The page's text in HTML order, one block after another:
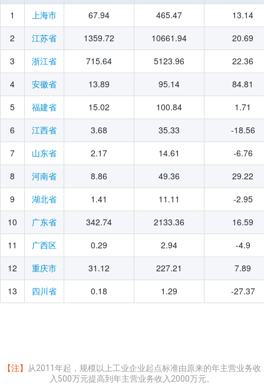
发电量 火力发电量
水力发电量 核能发电量
风力发电量 太阳能发电量
煤气
2026年05月
2026年03月
2026年01月
2025年12月
2025年10月
2025年09月
2025年08月
2025年07月
2025年06月
2025年05月
2025年04月
2025年03月
2025年02月
2025年01月
2024年09月
1
上海市 67.94 465.47
13.14
2
江苏省 1359.72 10661.94
20.69
3
浙江省 715.64 5123.96
22.36
4
安徽省 13.89 95.14
84.81
5
福建省 15.02 100.84
1.71
6
江西省 3.68 35.33
-18.56
7
山东省 2.17 14.61
-6.76
8
河南省 8.86 49.36
29.22
9
湖北省 1.41 11.11
-2.95
10
广东省 342.74 2133.36
16.59
11
广西区 0.29 2.94
-4.9
12
重庆市 31.12 227.21
7.89
13
四川省 0.18 1.29 -27.37
【注】
从2011年起，规模以上工业企业起点标准由原来的年主营业务收
入500万元提高到年主营业务收入2000万元。